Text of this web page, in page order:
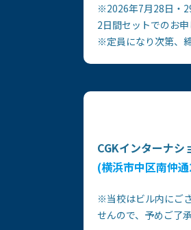
※2026年7月28日・
2日間セットでのお申
※定員になり次第、
CGKインターナ
(横浜市中区南仲
※当校はビル内にご
せんので、予めご了